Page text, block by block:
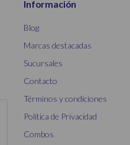
Información
Blog
Marcas destacadas
Sucursales
Contacto
Términos y condiciones
Política de Privacidad
Combos